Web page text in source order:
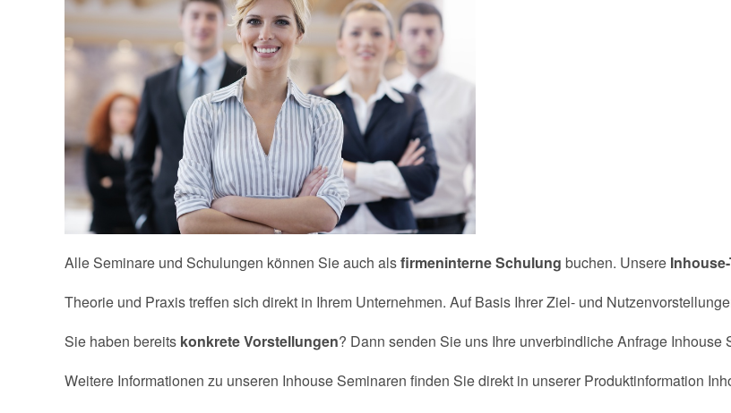
Alle Seminare und Schulungen können Sie auch alsfirmeninterne Schulung buchen. Unsere
Theorie und Praxis treffen sich direkt in Ihrem Unternehmen. Auf Basis Ihrer Ziel- und
Sie haben bereits konkrete Vorstellungen? Dann senden Sie uns Ihre unverbindliche Anfrage Inhouse
Weitere Informationen zu unseren Inhouse Seminaren finden Sie direkt in unserer Produktinformation